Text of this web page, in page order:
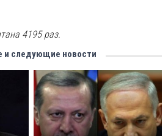
4195 раз.
следующие новости